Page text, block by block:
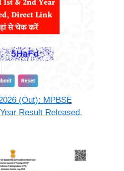
(Out): MPBSE
Result Released,